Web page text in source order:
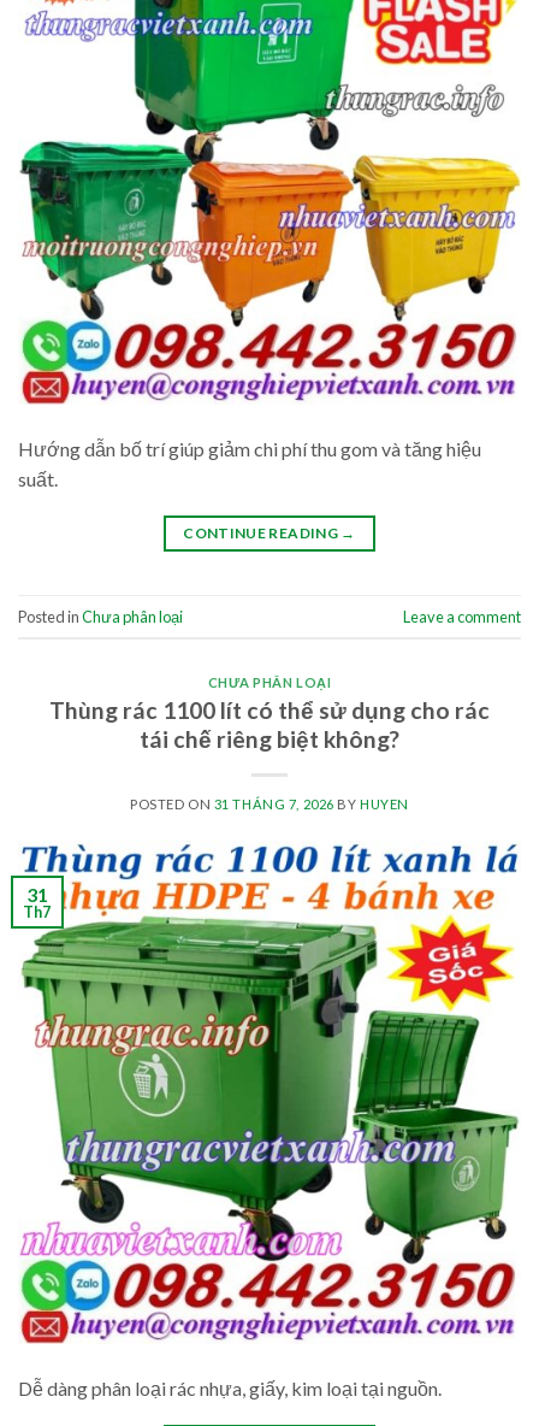
Hướng dẫn bố trí giúp giảm chi phí thu gom và tăng hiệu
suất.
CONTINUE READING →
Posted inChưa phân loại Leave a comment
CHƯA PHÂN LOẠI
Thùng rác 1100 lít có thể sử dụng cho rác
tái chế riêng biệt không?
POSTED ON 31 THÁNG 7, 2026 BY HUYEN
31
Th7
Dễ dàng phân loại rác nhựa, giấy, kim loại tại nguồn.